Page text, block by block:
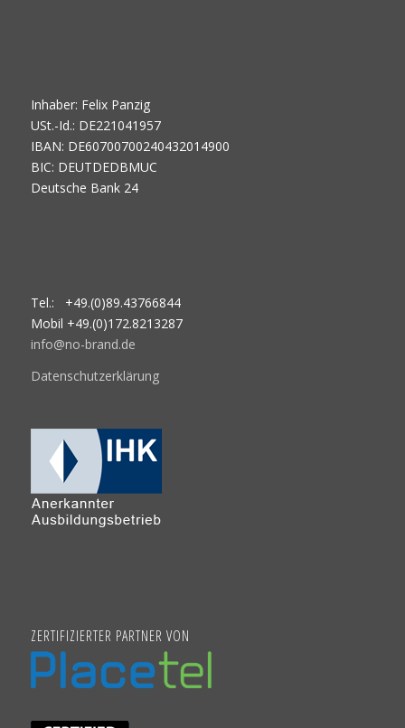
Inhaber: Felix Panzig
USt.-Id.: DE221041957
IBAN: DE60700700240432014900
BIC: DEUTDEDBMUC
Deutsche Bank 24
Tel.: +49.(0)89.43766844
Mobil +49.(0)172.8213287
info@no-brand.de
Datenschutzerklärung
ZERTIFIZIERTER PARTNER VON